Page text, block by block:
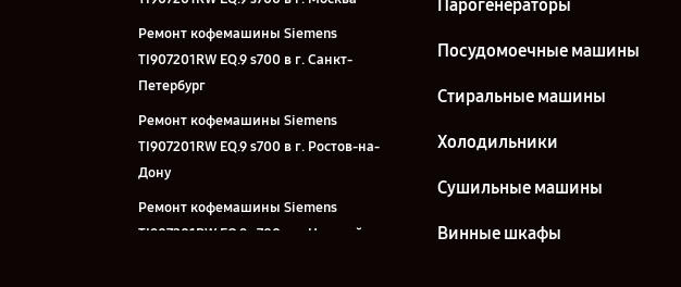
Ремонт кофемашины Siemens
TI907201RW EQ.9 s700 в г. Санкт-
Петербург
Ремонт кофемашины Siemens
TI907201RW EQ.9 s700 в г. Ростов-на-
Дону
Ремонт кофемашины Siemens
TI907201RW EQ.9 s700 в г. Нижний
Парогенераторы
Посудомоечные машины
Стиральные машины
Холодильники
Сушильные машины
Винные шкафы